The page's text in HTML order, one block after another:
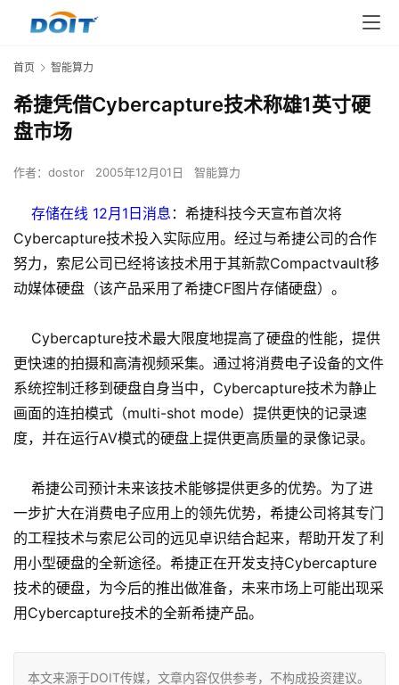
首页 智能算力
希捷凭借Cybercapture技术称雄1英寸硬
盘市场
作者： dostor 2005年12月01日 智能算力
存储在线 12月1日消息 ：希捷科技今天宣布首次将
Cybercapture技术投入实际应用。经过与希捷公司的合作
努力，索尼公司已经将该技术用于其新款Compactvault移
动媒体硬盘（该产品采用了希捷CF图片存储硬盘）。
Cybercapture技术最大限度地提高了硬盘的性能，提供
更快速的拍摄和高清视频采集。通过将消费电子设备的文件
系统控制迁移到硬盘自身当中，Cybercapture技术为静止
画面的连拍模式（multi-shot mode）提供更快的记录速
度，并在运行AV模式的硬盘上提供更高质量的录像记录。
希捷公司预计未来该技术能够提供更多的优势。为了进
一步扩大在消费电子应用上的领先优势，希捷公司将其专门
的工程技术与索尼公司的远见卓识结合起来，帮助开发了利
用小型硬盘的全新途径。希捷正在开发支持Cybercapture
技术的硬盘，为今后的推出做准备，未来市场上可能出现采
用Cybercapture技术的全新希捷产品。
本文来源于DOIT传媒，文章内容仅供参考，不构成投资建议。